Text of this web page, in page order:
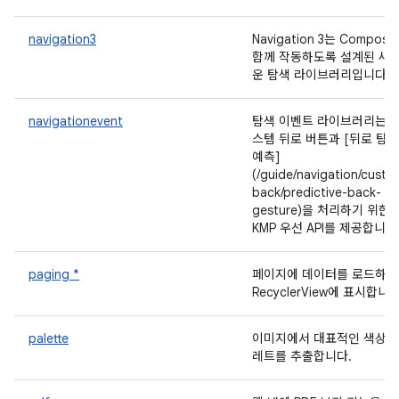
navigation3
Navigation 3는 Compose
함께 작동하도록 설계된 새
운 탐색 라이브러리입니다.
navigationevent
탐색 이벤트 라이브러리는
스템 뒤로 버튼과 [뒤로 탐색
예측]
(/guide/navigation/
back/predictive-back-
gesture)을 처리하기 위한
KMP 우선 API를 제공합니
paging *
페이지에 데이터를 로드하여
RecyclerView에 표시합니
palette
이미지에서 대표적인 색상
레트를 추출합니다.